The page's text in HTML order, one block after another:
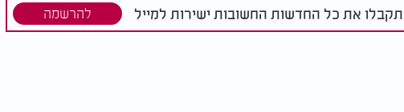
את כל החדשות החשובות ישירות למייל להרשמה